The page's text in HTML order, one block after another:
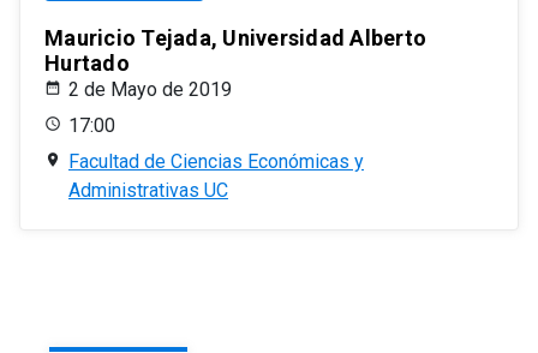
Mauricio Tejada, Universidad Alberto
Hurtado
2 de Mayo de 2019
17:00
Facultad de Ciencias Económicas y
Administrativas UC